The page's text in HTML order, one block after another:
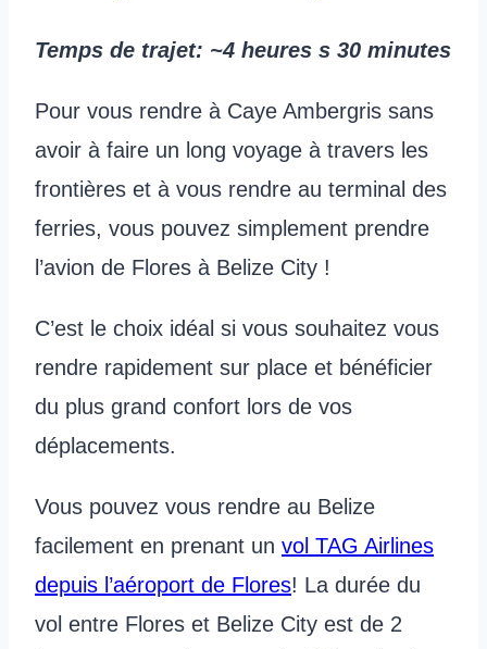
Temps de trajet: ~4 heures s 30 minutes
Pour vous rendre à Caye Ambergris sans
avoir à faire un long voyage à travers les
frontières et à vous rendre au terminal des
ferries, vous pouvez simplement prendre
l’avion de Flores à Belize City !
C’est le choix idéal si vous souhaitez vous
rendre rapidement sur place et bénéficier
du plus grand confort lors de vos
déplacements.
Vous pouvez vous rendre au Belize
facilement en prenant un vol TAG Airlines
depuis l’aéroport de Flores! La durée du
vol entre Flores et Belize City est de 2